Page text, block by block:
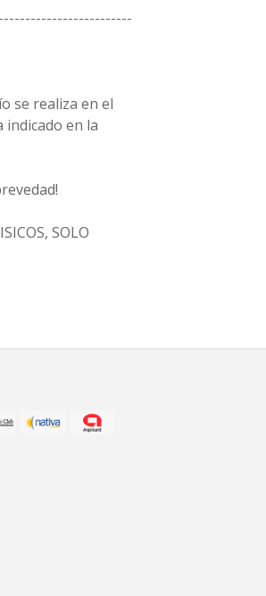
se realiza en el
indicado en la
SOLO